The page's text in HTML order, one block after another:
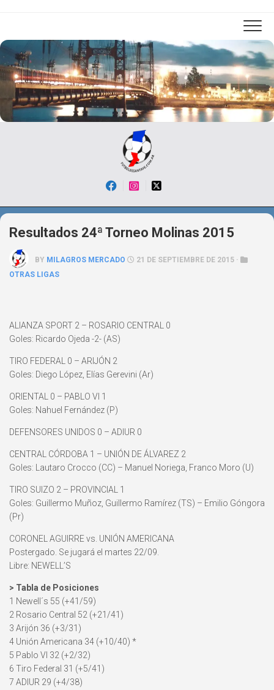
Resultados 24ª Torneo Molinas 2015
BY MILAGROS MERCADO
21 DE SEPTIEMBRE DE 2015 ·
OTRAS LIGAS
ALIANZA SPORT 2 – ROSARIO CENTRAL 0
Goles: Ricardo Ojeda -2- (AS)
TIRO FEDERAL 0 – ARIJÓN 2
Goles: Diego López, Elías Gerevini (Ar)
ORIENTAL 0 – PABLO VI 1
Goles: Nahuel Fernández (P)
DEFENSORES UNIDOS 0 – ADIUR 0
CENTRAL CÓRDOBA 1 – UNIÓN DE ÁLVAREZ 2
Goles: Lautaro Crocco (CC) – Manuel Noriega, Franco Moro (U)
TIRO SUIZO 2 – PROVINCIAL 1
Goles: Guillermo Muñoz, Guillermo Ramírez (TS) – Emilio Góngora
(Pr)
CORONEL AGUIRRE vs. UNIÓN AMERICANA
Postergado. Se jugará el martes 22/09.
Libre: NEWELL’S
> Tabla de Posiciones
1 Newell´s 55 (+41/59)
2 Rosario Central 52 (+21/41)
3 Arijón 36 (+3/31)
4 Unión Americana 34 (+10/40) *
5 Pablo VI 32 (+2/32)
6 Tiro Federal 31 (+5/41)
7 ADIUR 29 (+4/38)